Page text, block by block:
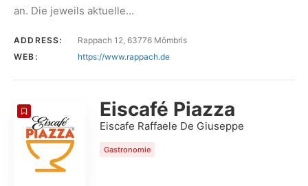
an. Die jeweils aktuelle…
ADDRESS:
Rappach 12, 63776 Mömbris
WEB:
https://www.rappach.de
Eiscafé Piazza
Eiscafe Raffaele De Giuseppe
Gastronomie